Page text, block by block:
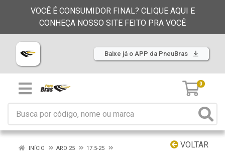
VOCÊ É CONSUMIDOR FINAL? CLIQUE AQUI E
CONHEÇA NOSSO SITE FEITO PRA VOCÊ
Baixe já o APP da PneuBras
0
VOLTAR
INÍCIO ARO 25
17.5-25